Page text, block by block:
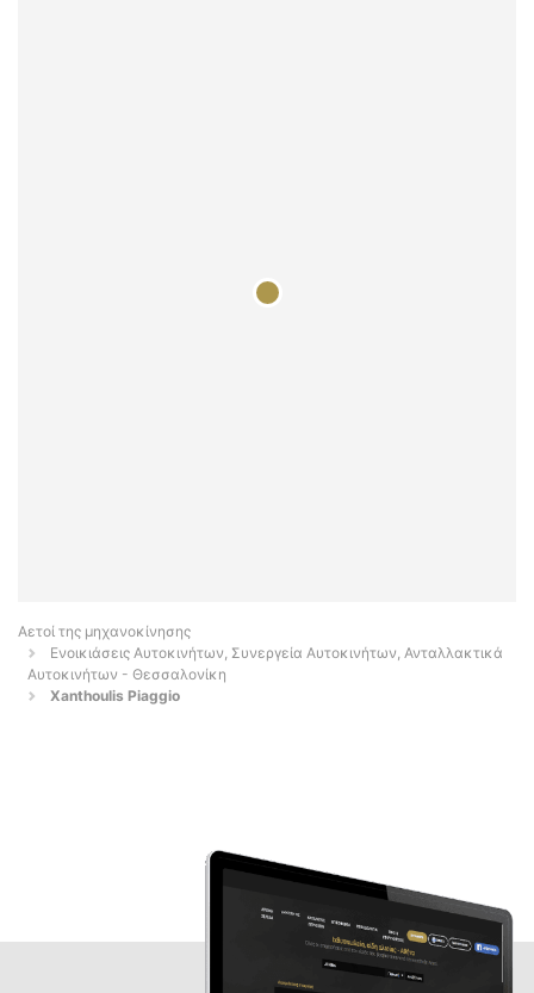
Αετοί της μηχανοκίνησης
Ενοικιάσεις Αυτοκινήτων, Συνεργεία Αυτοκινήτων, Ανταλλακτικά
Αυτοκινήτων - Θεσσαλονίκη
Xanthoulis Piaggio